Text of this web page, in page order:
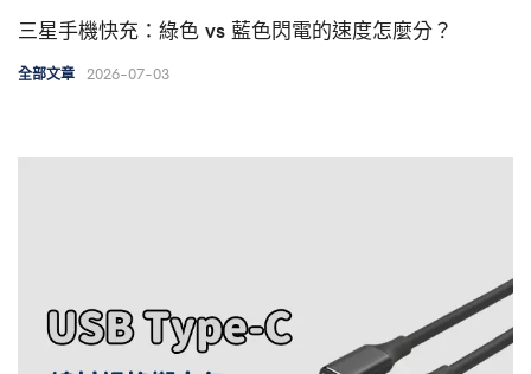
三星手機快充：綠色 vs 藍色閃電的速度怎麼分？
全部文章 2026-07-03